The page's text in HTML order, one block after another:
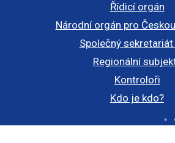
Řídicí orgán
Národní orgán pro
Společný
Regionální
Kontroloři
Kdo je kdo?